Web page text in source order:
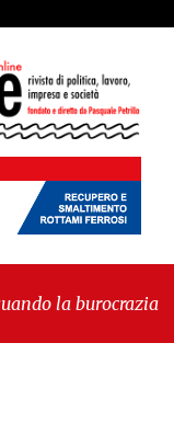
la burocrazia